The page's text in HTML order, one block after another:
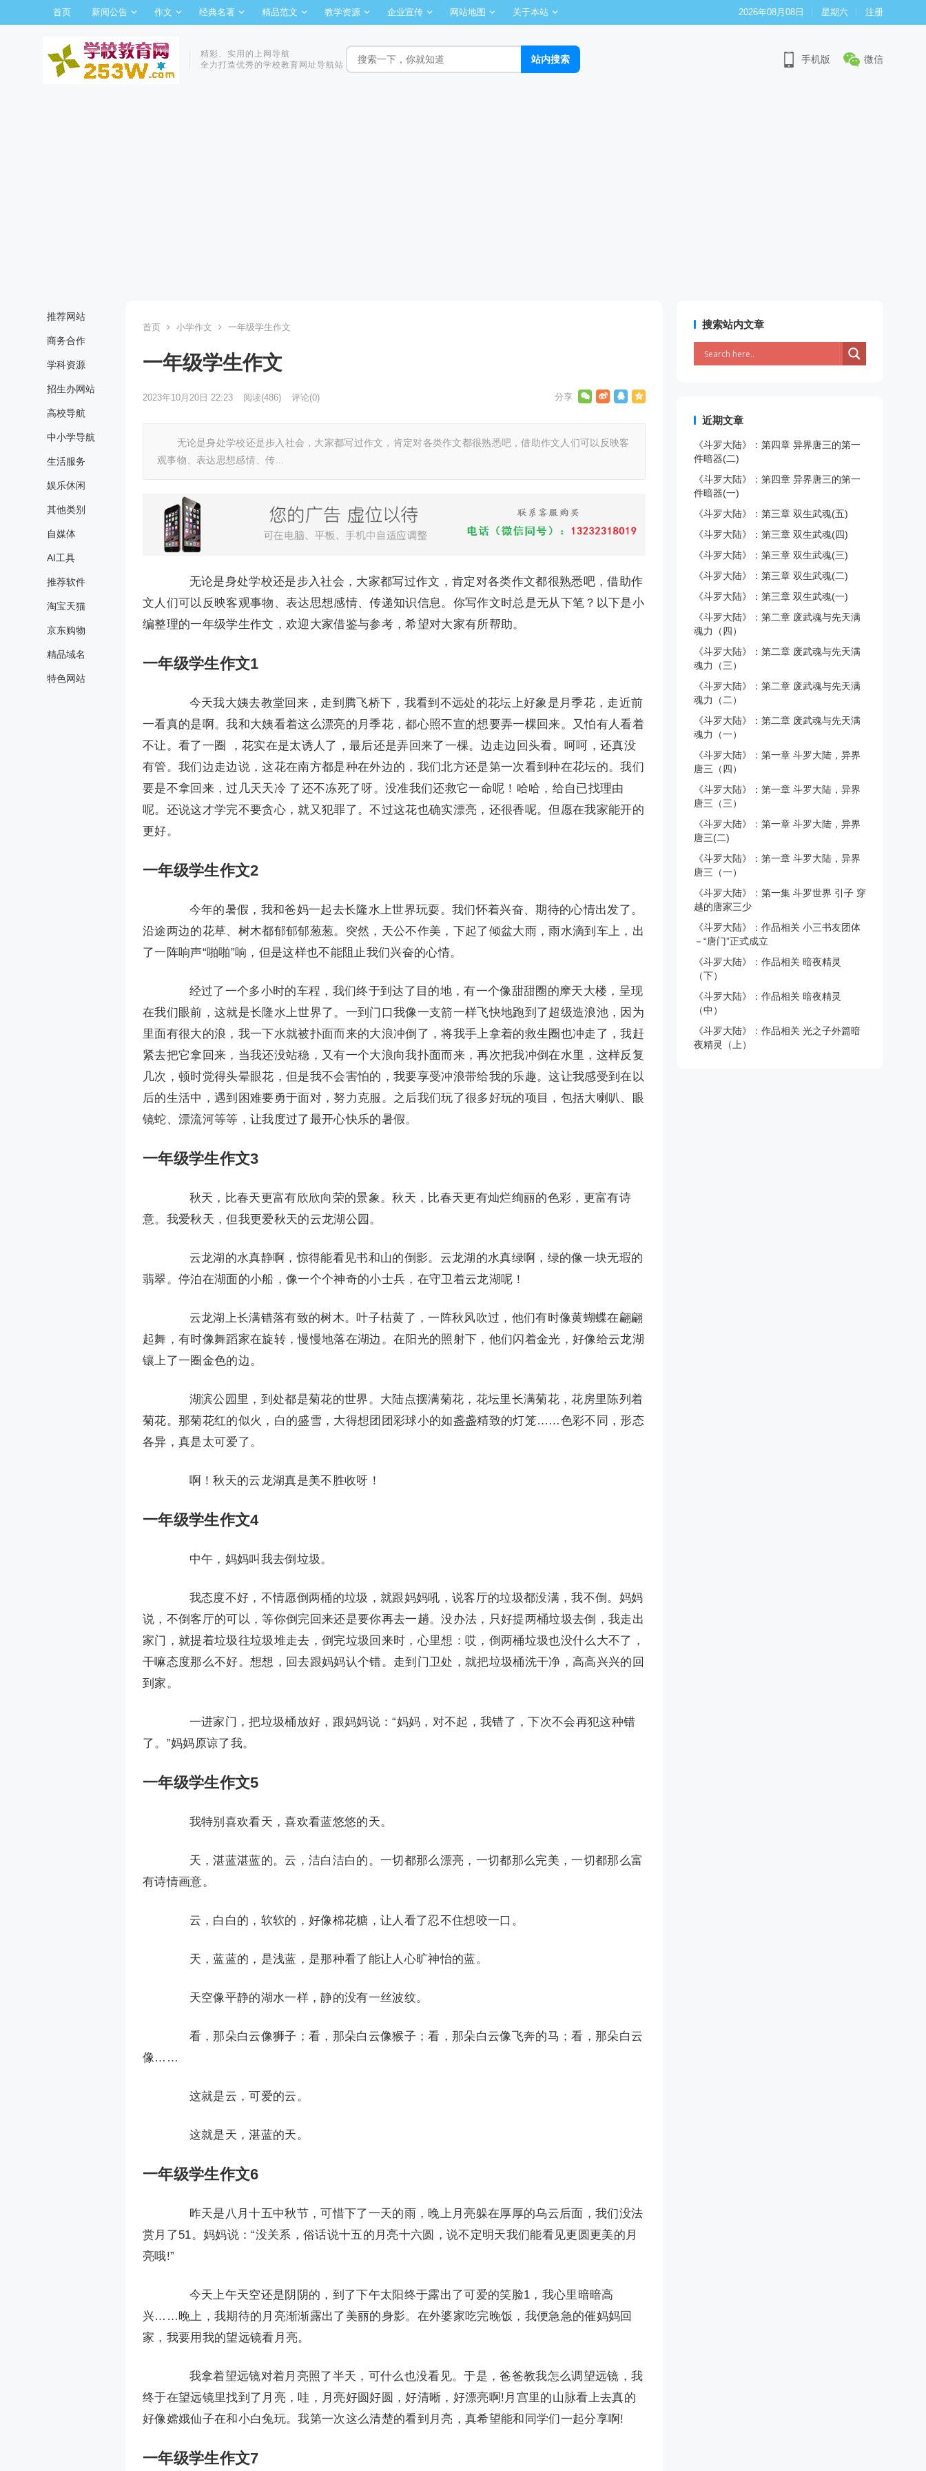
首页 新闻公告 作文 经典名著 精品范文 教学资源 企业宣传 网站地图 关于本站 2026年08月08日 星期六 注册
精彩、实用的上网导航
全力打造优秀的学校教育网址导航站
手机版 微信
推荐网站
商务合作
学科资源
招生办网站
高校导航
中小学导航
生活服务
娱乐休闲
其他类别
自媒体
AI工具
推荐软件
淘宝天猫
京东购物
精品域名
特色网站
首页 小学作文 一年级学生作文
一年级学生作文
2023年10月20日 22:23 阅读(486) 评论(0)
无论是身处学校还是步入社会，大家都写过作文，肯定对各类作文都很熟悉吧，借助作文人们可以反映客
观事物、表达思想感情、传…
无论是身处学校还是步入社会，大家都写过作文，肯定对各类作文都很熟悉吧，借助作
文人们可以反映客观事物、表达思想感情、传递知识信息。你写作文时总是无从下笔？以下是小
编整理的一年级学生作文，欢迎大家借鉴与参考，希望对大家有所帮助。
一年级学生作文1
今天我大姨去教堂回来，走到腾飞桥下，我看到不远处的花坛上好象是月季花，走近前
一看真的是啊。我和大姨看着这么漂亮的月季花，都心照不宣的想要弄一棵回来。又怕有人看着
不让。看了一圈 ，花实在是太诱人了，最后还是弄回来了一棵。边走边回头看。呵呵，还真没
有管。我们边走边说，这花在南方都是种在外边的，我们北方还是第一次看到种在花坛的。我们
要是不拿回来，过几天天冷 了还不冻死了呀。没准我们还救它一命呢！哈哈，给自已找理由
呢。还说这才学完不要贪心，就又犯罪了。不过这花也确实漂亮，还很香呢。但愿在我家能开的
更好。
一年级学生作文2
今年的暑假，我和爸妈一起去长隆水上世界玩耍。我们怀着兴奋、期待的心情出发了。
沿途两边的花草、树木都郁郁郁葱葱。突然，天公不作美，下起了倾盆大雨，雨水滴到车上，出
了一阵响声“啪啪”响，但是这样也不能阻止我们兴奋的心情。
经过了一个多小时的车程，我们终于到达了目的地，有一个像甜甜圈的摩天大楼，呈现
在我们眼前，这就是长隆水上世界了。一到门口我像一支箭一样飞快地跑到了超级造浪池，因为
里面有很大的浪，我一下水就被扑面而来的大浪冲倒了，将我手上拿着的救生圈也冲走了，我赶
紧去把它拿回来，当我还没站稳，又有一个大浪向我扑面而来，再次把我冲倒在水里，这样反复
几次，顿时觉得头晕眼花，但是我不会害怕的，我要享受冲浪带给我的乐趣。这让我感受到在以
后的生活中，遇到困难要勇于面对，努力克服。之后我们玩了很多好玩的项目，包括大喇叭、眼
镜蛇、漂流河等等，让我度过了最开心快乐的暑假。
一年级学生作文3
秋天，比春天更富有欣欣向荣的景象。秋天，比春天更有灿烂绚丽的色彩，更富有诗
意。我爱秋天，但我更爱秋天的云龙湖公园。
云龙湖的水真静啊，惊得能看见书和山的倒影。云龙湖的水真绿啊，绿的像一块无瑕的
翡翠。停泊在湖面的小船，像一个个神奇的小士兵，在守卫着云龙湖呢！
云龙湖上长满错落有致的树木。叶子枯黄了，一阵秋风吹过，他们有时像黄蝴蝶在翩翩
起舞，有时像舞蹈家在旋转，慢慢地落在湖边。在阳光的照射下，他们闪着金光，好像给云龙湖
镶上了一圈金色的边。
湖滨公园里，到处都是菊花的世界。大陆点摆满菊花，花坛里长满菊花，花房里陈列着
菊花。那菊花红的似火，白的盛雪，大得想团团彩球小的如盏盏精致的灯笼……色彩不同，形态
各异，真是太可爱了。
啊！秋天的云龙湖真是美不胜收呀！
一年级学生作文4
中午，妈妈叫我去倒垃圾。
我态度不好，不情愿倒两桶的垃圾，就跟妈妈吼，说客厅的垃圾都没满，我不倒。妈妈
说，不倒客厅的可以，等你倒完回来还是要你再去一趟。没办法，只好提两桶垃圾去倒，我走出
家门，就提着垃圾往垃圾堆走去，倒完垃圾回来时，心里想：哎，倒两桶垃圾也没什么大不了，
干嘛态度那么不好。想想，回去跟妈妈认个错。走到门卫处，就把垃圾桶洗干净，高高兴兴的回
到家。
一进家门，把垃圾桶放好，跟妈妈说：“妈妈，对不起，我错了，下次不会再犯这种错
了。”妈妈原谅了我。
一年级学生作文5
我特别喜欢看天，喜欢看蓝悠悠的天。
天，湛蓝湛蓝的。云，洁白洁白的。一切都那么漂亮，一切都那么完美，一切都那么富
有诗情画意。
云，白白的，软软的，好像棉花糖，让人看了忍不住想咬一口。
天，蓝蓝的，是浅蓝，是那种看了能让人心旷神怡的蓝。
天空像平静的湖水一样，静的没有一丝波纹。
看，那朵白云像狮子；看，那朵白云像猴子；看，那朵白云像飞奔的马；看，那朵白云
像……
这就是云，可爱的云。
这就是天，湛蓝的天。
一年级学生作文6
昨天是八月十五中秋节，可惜下了一天的雨，晚上月亮躲在厚厚的乌云后面，我们没法
赏月了51。妈妈说：“没关系，俗话说十五的月亮十六圆，说不定明天我们能看见更圆更美的月
亮哦!”
今天上午天空还是阴阴的，到了下午太阳终于露出了可爱的笑脸1，我心里暗暗高
兴……晚上，我期待的月亮渐渐露出了美丽的身影。在外婆家吃完晚饭，我便急急的催妈妈回
家，我要用我的望远镜看月亮。
我拿着望远镜对着月亮照了半天，可什么也没看见。于是，爸爸教我怎么调望远镜，我
终于在望远镜里找到了月亮，哇，月亮好圆好圆，好清晰，好漂亮啊!月宫里的山脉看上去真的
好像嫦娥仙子在和小白兔玩。我第一次这么清楚的看到月亮，真希望能和同学们一起分享啊!
一年级学生作文7
搜索站内文章
近期文章
《斗罗大陆》：第四章 异界唐三的第一
件暗器(二)
《斗罗大陆》：第四章 异界唐三的第一
件暗器(一)
《斗罗大陆》：第三章 双生武魂(五)
《斗罗大陆》：第三章 双生武魂(四)
《斗罗大陆》：第三章 双生武魂(三)
《斗罗大陆》：第三章 双生武魂(二)
《斗罗大陆》：第三章 双生武魂(一)
《斗罗大陆》：第二章 废武魂与先天满
魂力（四）
《斗罗大陆》：第二章 废武魂与先天满
魂力（三）
《斗罗大陆》：第二章 废武魂与先天满
魂力（二）
《斗罗大陆》：第二章 废武魂与先天满
魂力（一）
《斗罗大陆》：第一章 斗罗大陆，异界
唐三（四）
《斗罗大陆》：第一章 斗罗大陆，异界
唐三（三）
《斗罗大陆》：第一章 斗罗大陆，异界
唐三(二)
《斗罗大陆》：第一章 斗罗大陆，异界
唐三（一）
《斗罗大陆》：第一集 斗罗世界 引子 穿
越的唐家三少
《斗罗大陆》：作品相关 小三书友团体
－“唐门”正式成立
《斗罗大陆》：作品相关 暗夜精灵
（下）
《斗罗大陆》：作品相关 暗夜精灵
（中）
《斗罗大陆》：作品相关 光之子外篇暗
夜精灵（上）